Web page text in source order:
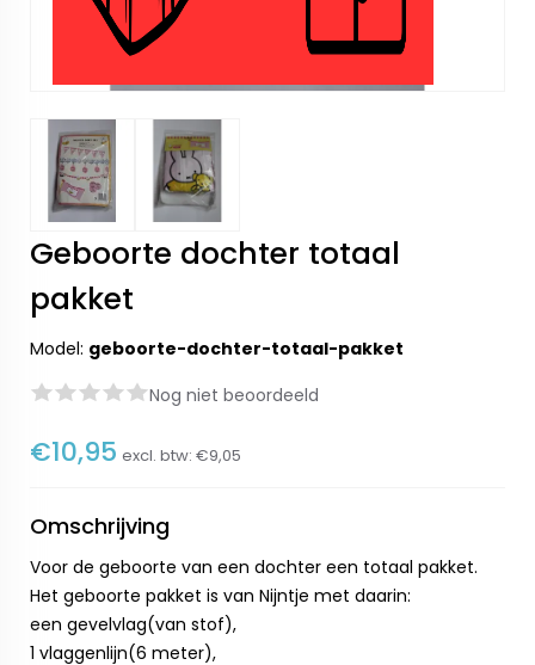
Geboorte dochter totaal
pakket
Model: geboorte-dochter-totaal-pakket
Nog niet beoordeeld
€10,95 excl. btw: €9,05
Omschrijving
Voor de geboorte van een dochter een totaal pakket.
Het geboorte pakket is van Nijntje met daarin:
een gevelvlag(van stof),
1 vlaggenlijn(6 meter),